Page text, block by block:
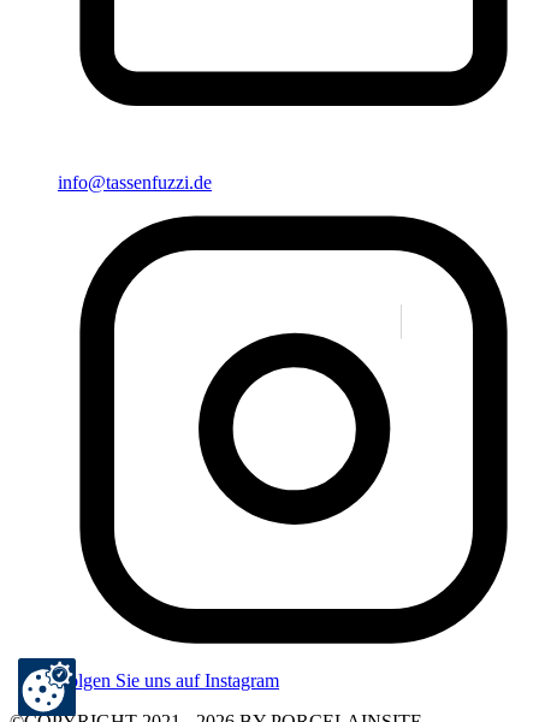
info@tassenfuzzi.de
Folgen Sie uns auf Instagram